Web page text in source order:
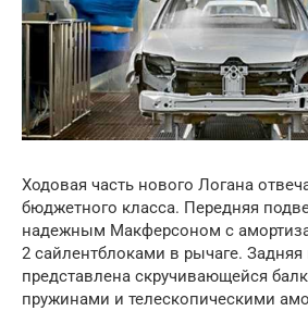
Ходовая часть нового Логана
бюджетного класса. Передняя
надежным Макферсоном с
2 сайлентблоками в рычаге. Задняя
представлена скручивающейся
пружинами и телескопическими